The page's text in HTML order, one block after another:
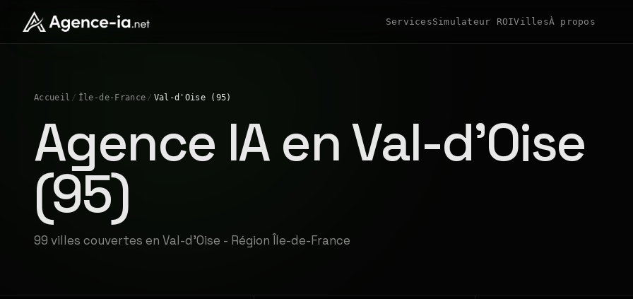
ServicesSimulateur ROIVillesÀ propos
Accueil / Île-de-France / Val-d'Oise (95)
Agence IA en Val-d'Oise
(95)
99 villes couvertes en Val-d'Oise - Région Île-de-France